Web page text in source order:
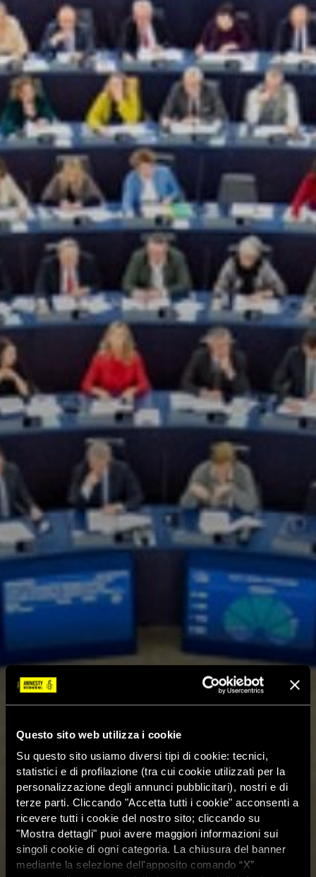
Questo sito web utilizza i cookie
Su questo sito usiamo diversi tipi di cookie: tecnici,
statistici e di profilazione (tra cui cookie utilizzati per la
personalizzazione degli annunci pubblicitari), nostri e di
terze parti. Cliccando "Accetta tutti i cookie" acconsenti a
ricevere tutti i cookie del nostro sito; cliccando su
"Mostra dettagli" puoi avere maggiori informazioni sui
singoli cookie di ogni categoria. La chiusura del banner
mediante la selezione dell'apposito comando “X”